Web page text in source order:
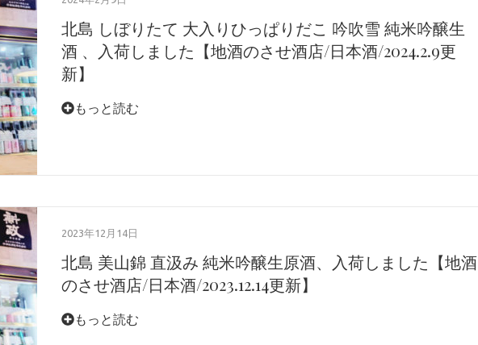
北島 しぼりたて 大入りひっぱりだこ 吟吹雪 純米吟醸生
酒 、入荷しました【地酒のさせ酒店/日本酒/2024.2.9更
新】
もっと読む
2023年12月14日
北島 美山錦 直汲み 純米吟醸生原酒、入荷しました【地酒
のさせ酒店/日本酒/2023.12.14更新】
もっと読む